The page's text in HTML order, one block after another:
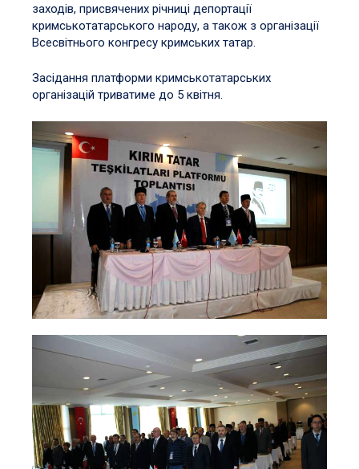
заходів, присвячених річниці депортації
кримськотатарського народу, а також з організації
Всесвітнього конгресу кримських татар.
Засідання платформи кримськотатарських
організацій триватиме до 5 квітня.